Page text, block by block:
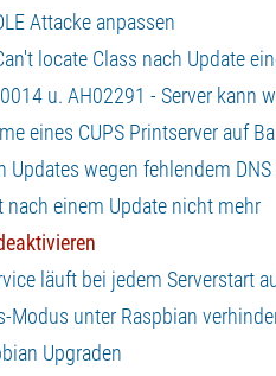
Attacke anpassen
locate Class nach Update
u. AH02291 - Server
eines CUPS Printserver auf
Updates wegen fehlendem
nach einem Update nicht mehr
läuft bei jedem Serverstart
unter Raspbian
Upgraden